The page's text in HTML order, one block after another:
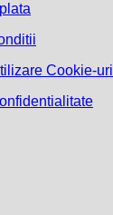
Cookie-uri